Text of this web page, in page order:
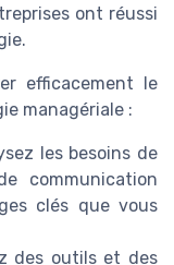
ont réussi
efficacement le
managériale :
les besoins de
communication
clés que vous
des outils et des